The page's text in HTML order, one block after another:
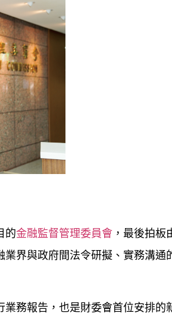
的金融監督管理委員會 ，最後拍板
界與政府間法令研擬、實務溝通
務報告，也是財委會首位安排的